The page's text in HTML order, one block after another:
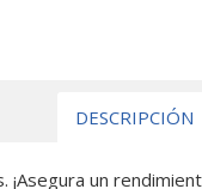
DESCRIPCIÓN
un